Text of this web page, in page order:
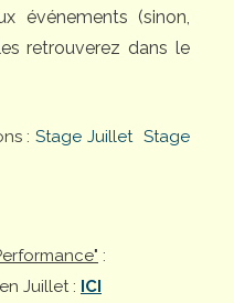
événements (sinon,
retrouverez dans le
:Stage Juillet Stage
:
Juillet : ICI